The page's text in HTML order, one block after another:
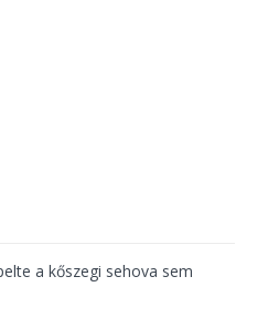
a kőszegi sehova sem